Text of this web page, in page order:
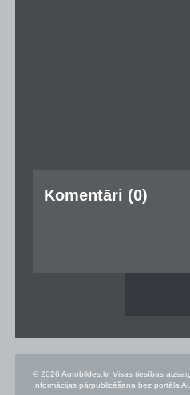
Komentāri (0)
© 2026 Autobildes.lv. Visas tiesības
Informācijas pārpublicēšana bez portāla